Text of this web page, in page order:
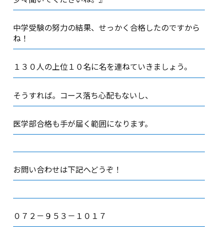
中学受験の努力の結果、せっかく合格したのですから
ね！
１３０人の上位１０名に名を連ねていきましょう。
そうすれば。コース落ち心配もないし、
医学部合格も手が届く範囲になります。
お問い合わせは下記へどうぞ！
０７２－９５３－１０１７